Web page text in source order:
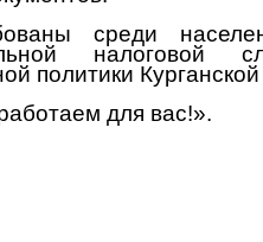
среди
политики
для вас!».